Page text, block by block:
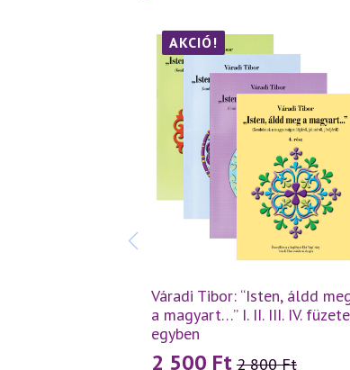
AKCIÓ!
Váradi Tibor: “Isten, áldd
a magyart…” I. II. III. IV.
egyben
2 800Ft
2 500 Ft